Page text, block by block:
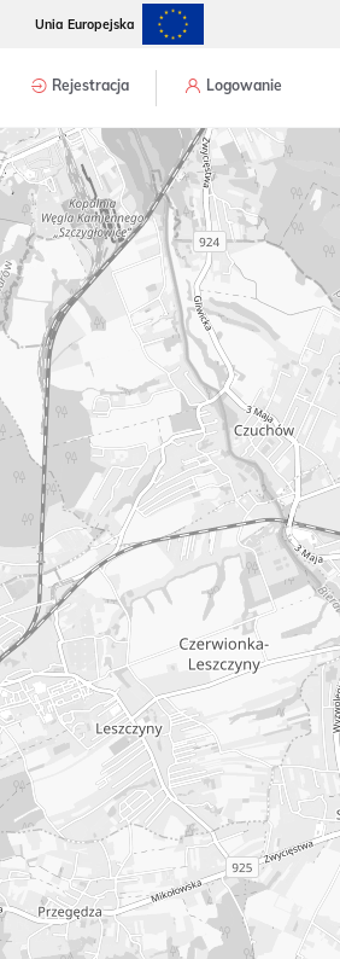
Unia Europejska
Rejestracja Logowanie